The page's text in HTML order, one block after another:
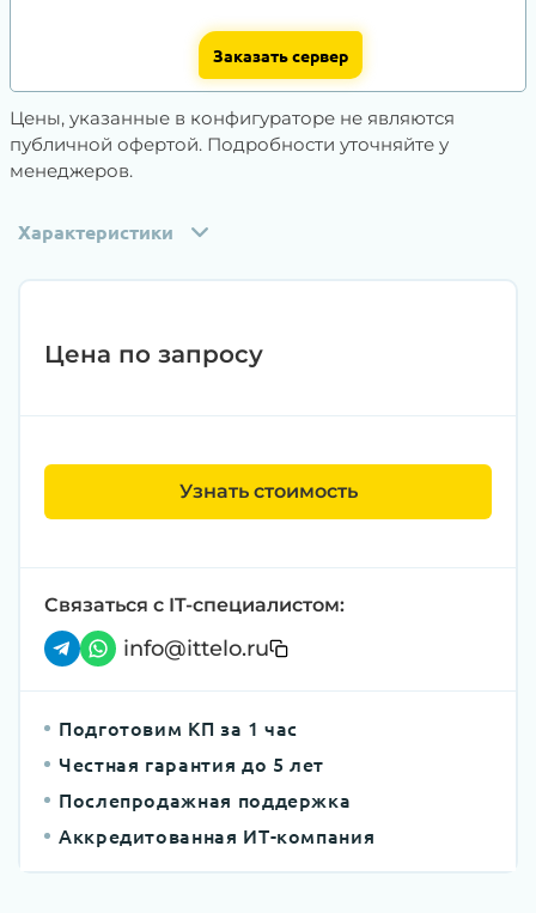
Заказать сервер
Цены, указанные в конфигураторе не являются
публичной офертой. Подробности уточняйте у
менеджеров.
Характеристики
Цена по запросу
Узнать стоимость
Связаться с IT-специалистом:
info@ittelo.ru
Подготовим КП за 1 час
Честная гарантия до 5 лет
Послепродажная поддержка
Аккредитованная ИТ-компания